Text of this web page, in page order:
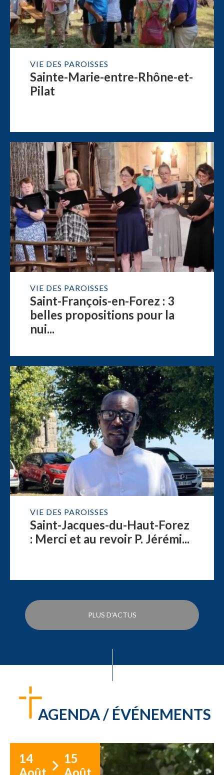
VIE DES PAROISSES
Sainte-Marie-entre-Rhône-et-
Pilat
VIE DES PAROISSES
Saint-François-en-Forez : 3
belles propositions pour la
nui...
VIE DES PAROISSES
Saint-Jacques-du-Haut-Forez
: Merci et au revoir P. Jérémi...
PLUS D'ACTUS
AGENDA / ÉVÉNEMENTS
14
15